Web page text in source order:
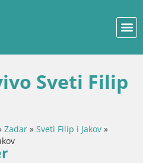
Sveti Filip
Zadar » Sveti Filip i Jakov »